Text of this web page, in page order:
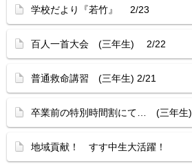
学校だより『若竹』 2/23
百人一首大会 (三年生) 2/22
普通救命講習 (三年生) 2/21
卒業前の特別時間割にて… (三年生)
地域貢献！ すす中生大活躍！